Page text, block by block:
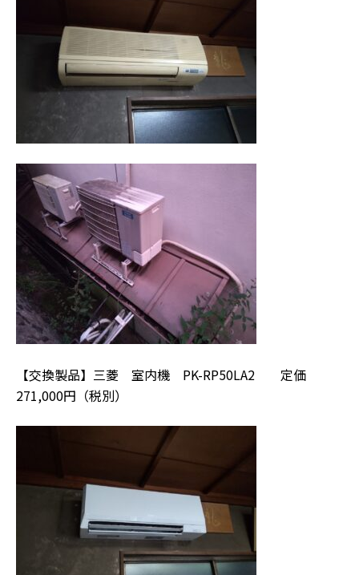
【交換製品】三菱 室内機 PK-RP50LA2 定価
271,000円（税別）